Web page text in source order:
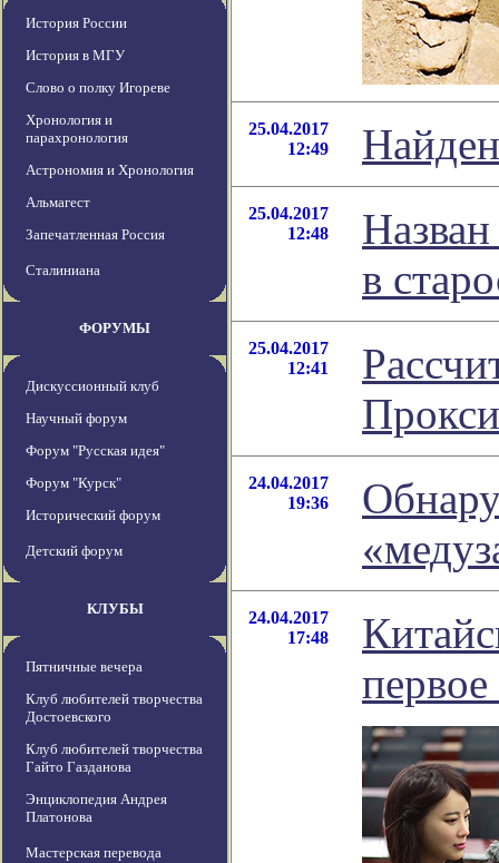
История России
История в МГУ
Слово о полку Игореве
Хронология и
парахронология
Астрономия и Хронология
Альмагест
Запечатленная Россия
Сталиниана
ФОРУМЫ
Дискуссионный клуб
Научный форум
Форум "Русская идея"
Форум "Курск"
Исторический форум
Детский форум
КЛУБЫ
Пятничные вечера
Клуб любителей творчества
Достоевского
Клуб любителей творчества
Гайто Газданова
Энциклопедия Андрея
Платонова
Мастерская перевода
25.04.2017
12:49
25.04.2017
12:48
в
25.04.2017
12:41
24.04.2017
19:36
24.04.2017
17:48